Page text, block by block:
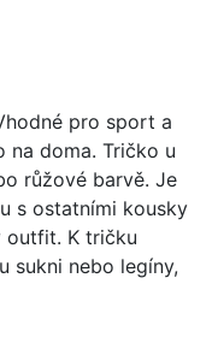
pro sport a
na doma. Tričko u
růžové barvě. Je
s ostatními kousky
outfit. K tričku
sukni nebo legíny,